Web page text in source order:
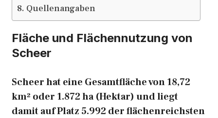
Quellenangaben
Fläche und Flächennutzung von
Scheer
Scheer hat eine Gesamtfläche von 18,72
km² oder 1.872 ha (Hektar) und liegt
damit auf Platz 5.992 der flächenreichsten